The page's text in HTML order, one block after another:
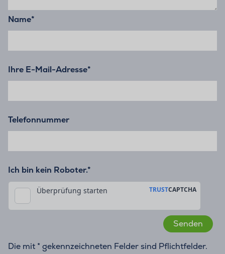
Name*
Ihre E-Mail-Adresse*
Telefonnummer
Ich bin kein Roboter.*
Die mit * gekennzeichneten Felder sind Pflichtfelder.